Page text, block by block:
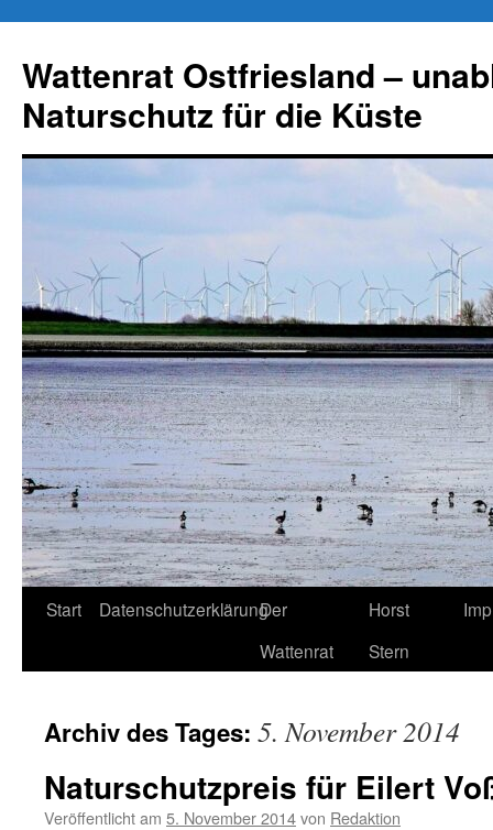
springen
Wattenrat Ostfriesland –
Naturschutz für die Küste
Start DatenschutzerklärungDer
Wattenrat
Horst
Stern
Archiv des Tages: 5. November 2014
Naturschutzpreis für Eilert
Veröffentlicht am 5. November 2014von Redaktion